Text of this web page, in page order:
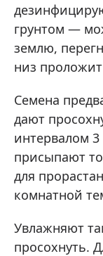
грунтом —
землю,
низ
Семена
дают
интервалом 3
присыпают
для
комнатной
Увлажняют
просохнуть.